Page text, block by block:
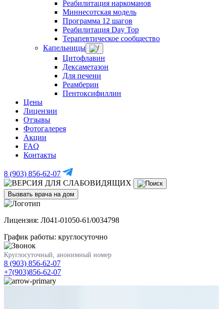
Реабилитация наркоманов
Миннесотская модель
Программа 12 шагов
Реабилитация Day Top
Терапевтическое сообщество
Капельницы
Цитофлавин
Дексаметазон
Для печени
Реамберин
Пентоксифиллин
Цены
Лицензии
Отзывы
Фотогалерея
Акции
FAQ
Контакты
8 (903) 856-62-07
Вызвать врача на дом
Лицензия: Л041-01050-61/0034798
График работы: круглосуточно
Круглосуточный, анонимный номер
8 (903) 856-62-07
+7(903)856-62-07